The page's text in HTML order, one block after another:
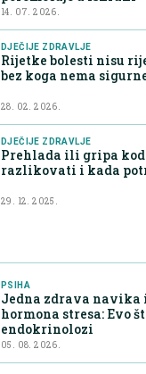
14. 07. 2026.
DJEČIJE ZDRAVLJE
Rijetke bolesti nisu
bez koga nema
28. 02. 2026.
DJEČIJE ZDRAVLJE
Prehlada ili gripa kod
razlikovati i kada
29. 12. 2025.
PSIHA
Jedna zdrava navika
hormona stresa: Evo
endokrinolozi
05. 08. 2026.